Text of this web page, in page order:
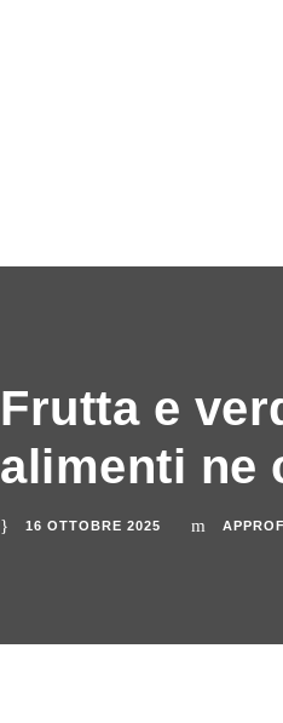
Frutta e
alimenti ne
16 OTTOBRE 2025